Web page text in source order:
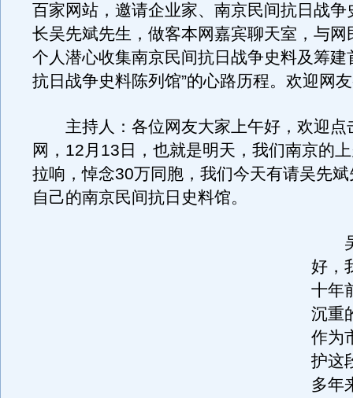
百家网站，邀请企业家、南京民间抗日战争
长吴先斌先生，做客本网嘉宾聊天室，与网
个人潜心收集南京民间抗日战争史料及筹建
抗日战争史料陈列馆”的心路历程。欢迎网
主持人：各位网友大家上午好，欢迎点
网，12月13日，也就是明天，我们南京的
拉响，悼念30万同胞，我们今天有请吴先
自己的南京民间抗日史料馆。
吴
好，
十年
沉重
作为
护这
多年